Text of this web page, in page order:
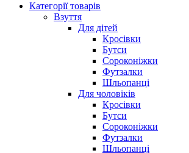
Категорії товарів
Взуття
Для дітей
Кросівки
Бутси
Сороконіжки
Футзалки
Шльопанці
Для чоловіків
Кросівки
Бутси
Сороконіжки
Футзалки
Шльопанці